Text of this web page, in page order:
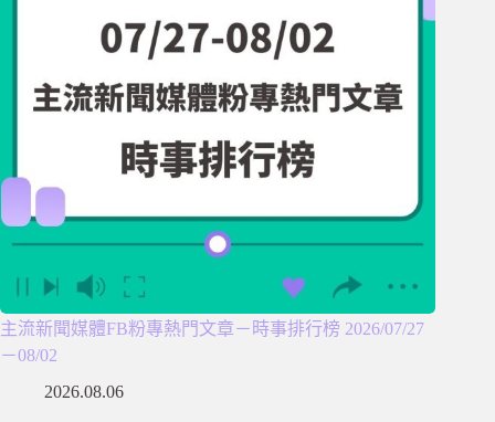
主流新聞媒體FB粉專熱門文章－時事排行榜 2026/07/27
－08/02
2026.08.06